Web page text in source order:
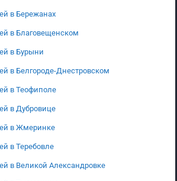
в Бережанах
в Благовещенском
в Бурыни
в Белгороде-Днестровском
в Теофиполе
в Дубровице
в Жмеринке
в Теребовле
в Великой Александровке